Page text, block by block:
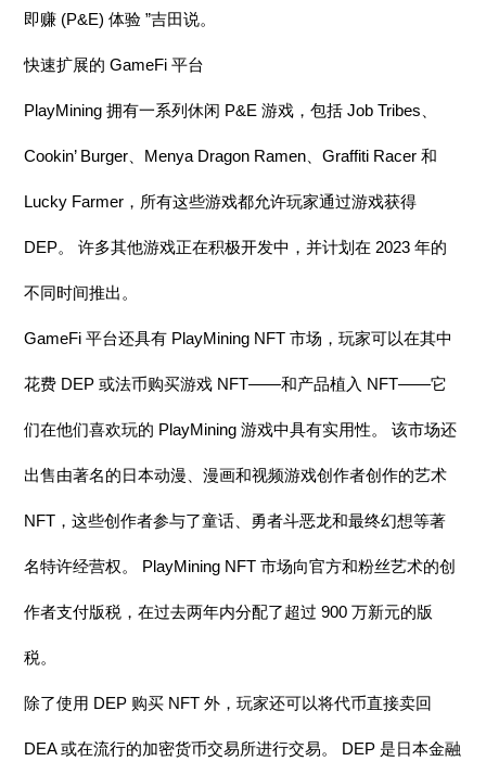
即赚 (P&E) 体验 ”吉田说。
快速扩展的 GameFi 平台
PlayMining 拥有一系列休闲 P&E 游戏，包括 Job Tribes、
Cookin’ Burger、Menya Dragon Ramen、Graffiti Racer 和
Lucky Farmer，所有这些游戏都允许玩家通过游戏获得
DEP。 许多其他游戏正在积极开发中，并计划在 2023 年的
不同时间推出。
GameFi 平台还具有 PlayMining NFT 市场，玩家可以在其中
花费 DEP 或法币购买游戏 NFT——和产品植入 NFT——它
们在他们喜欢玩的 PlayMining 游戏中具有实用性。 该市场还
出售由著名的日本动漫、漫画和视频游戏创作者创作的艺术
NFT，这些创作者参与了童话、勇者斗恶龙和最终幻想等著
名特许经营权。 PlayMining NFT 市场向官方和粉丝艺术的创
作者支付版税，在过去两年内分配了超过 900 万新元的版
税。
除了使用 DEP 购买 NFT 外，玩家还可以将代币直接卖回
DEA 或在流行的加密货币交易所进行交易。 DEP 是日本金融